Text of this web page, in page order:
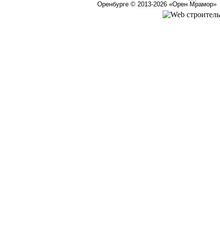
Оренбурге © 2013-2026 «Орен Мрамор»